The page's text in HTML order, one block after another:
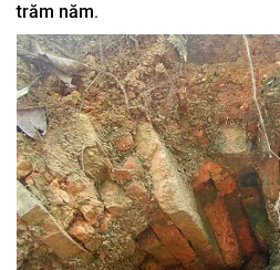
trăm năm.